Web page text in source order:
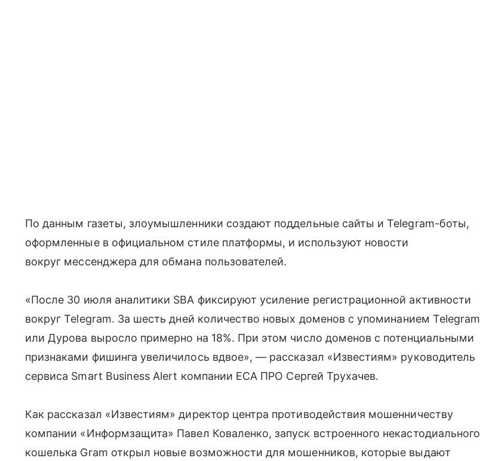
По данным газеты, злоумышленники создают поддельные сайты и Telegram-боты,
оформленные в официальном стиле платформы, и используют новости
вокруг мессенджера для обмана пользователей.
«После 30 июля аналитики SBA фиксируют усиление регистрационной активности
вокруг Telegram. За шесть дней количество новых доменов с упоминанием Telegram
или Дурова выросло примерно на 18%. При этом число доменов с потенциальными
признаками фишинга увеличилось вдвое», — рассказал «Известиям» руководитель
сервиса Smart Business Alert компании ЕСА ПРО Сергей Трухачев.
Как рассказал «Известиям» директор центра противодействия мошенничеству
компании «Информзащита» Павел Коваленко, запуск встроенного некастодиального
кошелька Gram открыл новые возможности для мошенников, которые выдают